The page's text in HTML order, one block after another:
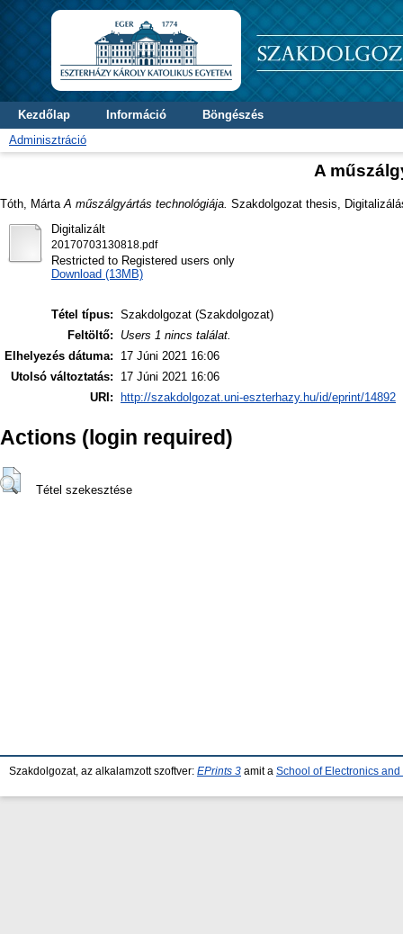
Kezdőlap Információ
Böngészés
Adminisztráció
A
Tóth, Márta A műszálgyártás technológiája. Szakdolgozat thesis,
Digitalizált
20170703130818.pdf
Restricted to Registered users only
Download (13MB)
Tétel típus: Szakdolgozat (Szakdolgozat)
Feltöltő:
Users 1 nincs találat.
Elhelyezés dátuma:
17 Júni 2021 16:06
Utolsó változtatás:
17 Júni 2021 16:06
URI:
http://szakdolgozat.uni-eszterhazy.hu/id/eprint/14892
Actions (login required)
Tétel szekesztése
Szakdolgozat, az alkalamzott szoftver: EPrints 3 amit a School of Electronics